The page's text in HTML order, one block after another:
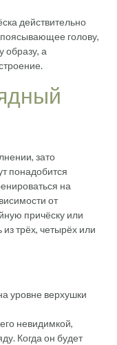
действительно
голову,
образу, а
зато
понадобится
на
от
причёску или
трёх, четырёх или
уровне верхушки
невидимкой,
Когда он будет